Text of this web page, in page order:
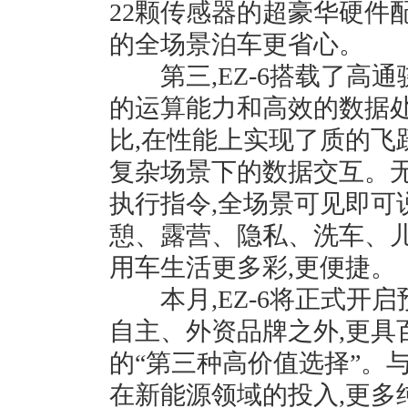
22颗传感器的超豪华硬件
的全场景泊车更省心。
第三,EZ-6搭载了高通
的运算能力和高效的数据
比,在性能上实现了质的
复杂场景下的数据交互。
执行指令,全场景可见即可
憩、露营、隐私、洗车、
用车生活更多彩,更便捷。
本月,EZ-6将正式开启
自主、外资品牌之外,更
的“第三种高价值选择”。
在新能源领域的投入,更